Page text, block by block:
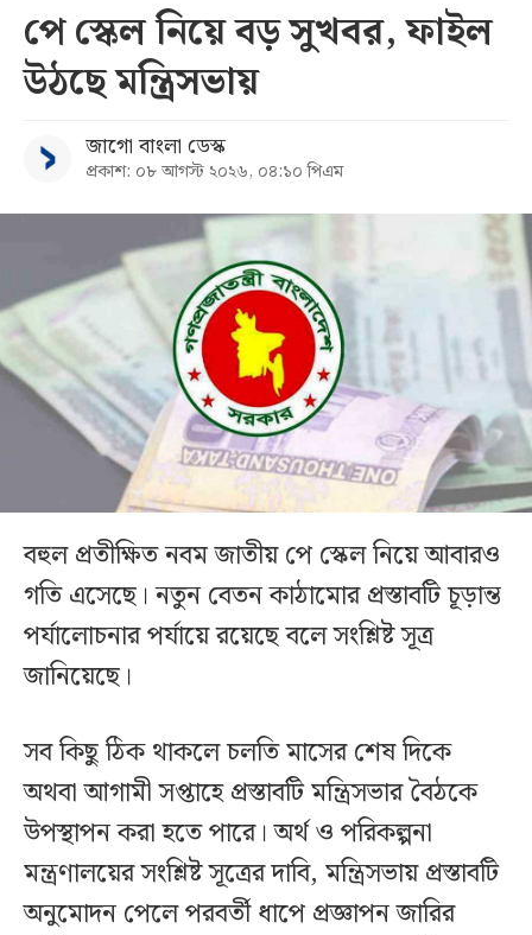
পে স্কেল নিয়ে বড় সুখবর, ফাইল
উঠছে মন্ত্রিসভায়
জাগো বাংলা ডেস্ক
প্রকাশ: ০৮ আগস্ট ২০২৬, ০৪:১০ পিএম
বহুল প্রতীক্ষিত নবম জাতীয় পে স্কেল নিয়ে আবারও
গতি এসেছে। নতুন বেতন কাঠামোর প্রস্তাবটি চূড়ান্ত
পর্যালোচনার পর্যায়ে রয়েছে বলে সংশ্লিষ্ট সূত্র
জানিয়েছে।
সব কিছু ঠিক থাকলে চলতি মাসের শেষ দিকে
অথবা আগামী সপ্তাহে প্রস্তাবটি মন্ত্রিসভার বৈঠকে
উপস্থাপন করা হতে পারে। অর্থ ও পরিকল্পনা
মন্ত্রণালয়ের সংশ্লিষ্ট সূত্রের দাবি, মন্ত্রিসভায় প্রস্তাবটি
অনুমোদন পেলে পরবর্তী ধাপে প্রজ্ঞাপন জারির